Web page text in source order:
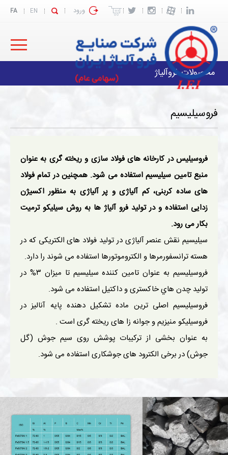
ورود EN
FA
محصولات فروآلیاژ
فروسیلیسیم
فروسيليس در كارخانه های فولاد سازی و ريخته گری به عنوان
منبع تامين سيليسيم استفاده می شود. همچنین در تمام فولاد
های ساده كربنی، كم آلياژی و پر آلياژی به منظور اكسيژن
زدایی استفاده و در توليد فرو آلياژ ها به روش سيليكو ترميت
بكار می رود.
سیلیسیم نقش عنصر آلیاژی در توليد فولاد های الكتريكی که در
هسته ترانسفورمرها و الكتروموتورها استفاده می شوند را دارد.
فروسیلیسیم به عنوان تامين كننده سيليسيم تا ميزان ۳% در
توليد چدن هاي خاكستری و داكتيل استفاده می شود.
فروسیلیسیم اصلی ترين ماده تشكيل دهنده پايه آناليز در
فروسيليكو منيزيم و جوانه زا های ريخته گری است .
به عنوان بخشی از تركيبات پوشش روی سيم جوش (گل
جوش) در برخی الكترود های جوشكاری استفاده می شود.